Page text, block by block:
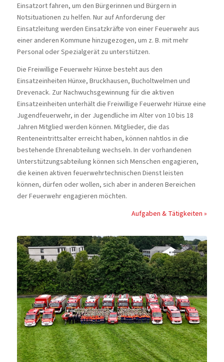
Einsatzort fahren, um den Bürgerinnen und Bürgern in
Notsituationen zu helfen. Nur auf Anforderung der
Einsatzleitung werden Einsatzkräfte von einer Feuerwehr aus
einer anderen Kommune hinzugezogen, um z. B. mit mehr
Personal oder Spezialgerät zu unterstützen.
Die Freiwillige Feuerwehr Hünxe besteht aus den
Einsatzeinheiten Hünxe, Bruckhausen, Bucholtwelmen und
Drevenack. Zur Nachwuchsgewinnung für die aktiven
Einsatzeinheiten unterhält die Freiwillige Feuerwehr Hünxe eine
Jugendfeuerwehr, in der Jugendliche im Alter von 10 bis 18
Jahren Mitglied werden können. Mitglieder, die das
Renteneintrittsalter erreicht haben, können nahtlos in die
bestehende Ehrenabteilung wechseln. In der vorhandenen
Unterstützungsabteilung können sich Menschen engagieren,
die keinen aktiven feuerwehrtechnischen Dienst leisten
können, dürfen oder wollen, sich aber in anderen Bereichen
der Feuerwehr engagieren möchten.
Aufgaben & Tätigkeiten »